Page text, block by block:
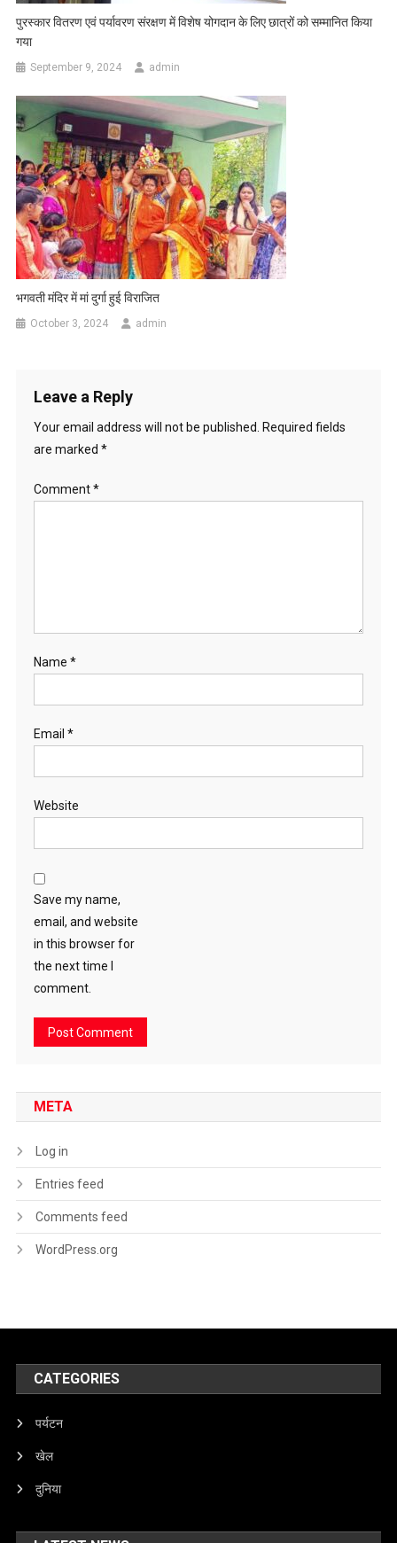
पुरस्कार वितरण एवं पर्यावरण संरक्षण में विशेष योगदान के लिए छात्रों को सम्मानित किया
गया
September 9, 2024 admin
भगवती मंदिर में मां दुर्गा हुई विराजित
October 3, 2024 admin
Leave a Reply
Your email address will not be published.
Required fields
are marked *
Comment*
Name *
Email *
Website
Save my name,
email, and website
in this browser for
the next time I
comment.
META
Log in
Entries feed
Comments feed
WordPress.org
CATEGORIES
पर्यटन
खेल
दुनिया